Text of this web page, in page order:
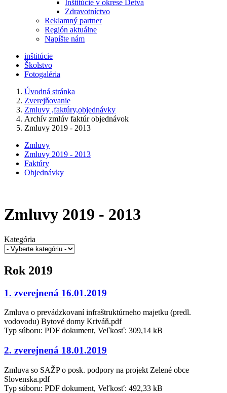
Inštitúcie v okrese Detva
Zdravotníctvo
Reklamný partner
Región aktuálne
Napíšte nám
inštitúcie
Školstvo
Fotogaléria
Úvodná stránka
Zverejňovanie
Zmluvy ,faktúry,objednávky
Archív zmlúv faktúr objednávok
Zmluvy 2019 - 2013
Zmluvy
Zmluvy 2019 - 2013
Faktúry
Objednávky
Zmluvy 2019 - 2013
Kategória
Rok 2019
1. zverejnená 16.01.2019
Zmluva o prevádzkovaní infraštruktúrneho majetku (predl.
vodovodu) Bytové domy Kriváň.pdf
Typ súboru: PDF dokument, Veľkosť: 309,14 kB
2. zverejnená 18.01.2019
Zmluva so SAŽP o posk. podpory na projekt Zelené obce
Slovenska.pdf
Typ súboru: PDF dokument, Veľkosť: 492,33 kB